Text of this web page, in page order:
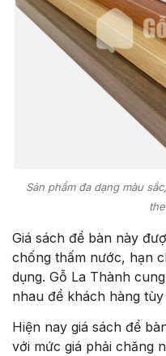
Sản phẩm đa dạng màu
Giá sách để bàn này
chống thấm nước, hạn
dụng. Gỗ La Thành
nhau để khách hàng
Hiện nay giá sách để
với mức giá phải chăng